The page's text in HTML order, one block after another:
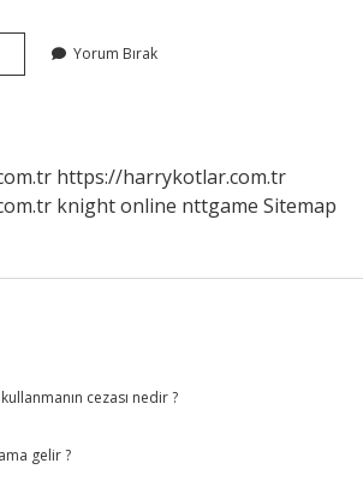
Nehri
Yorum Bırak
https://harrykotlar.com.tr
knight online nttgame Sitemap
cezası nedir ?
gelir ?